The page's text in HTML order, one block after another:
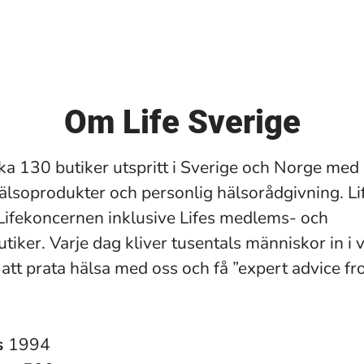
Om Life Sverige
130 butiker utspritt i Sverige och Norge
och personlig hälsorådgivning.
inklusive Lifes medlems- och
Varje dag kliver tusentals människor in i
prata hälsa med oss och få ”expert advice
1994